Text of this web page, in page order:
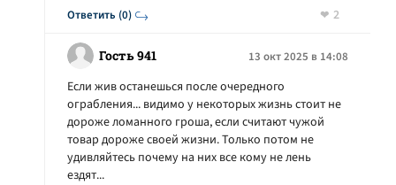
Ответить (0)
2
Гость 941 13 окт 2025 в 14:08
Если жив останешься после очередного
ограбления... видимо у некоторых жизнь стоит не
дороже ломанного гроша, если считают чужой
товар дороже своей жизни. Только потом не
удивляйтесь почему на них все кому не лень
ездят...